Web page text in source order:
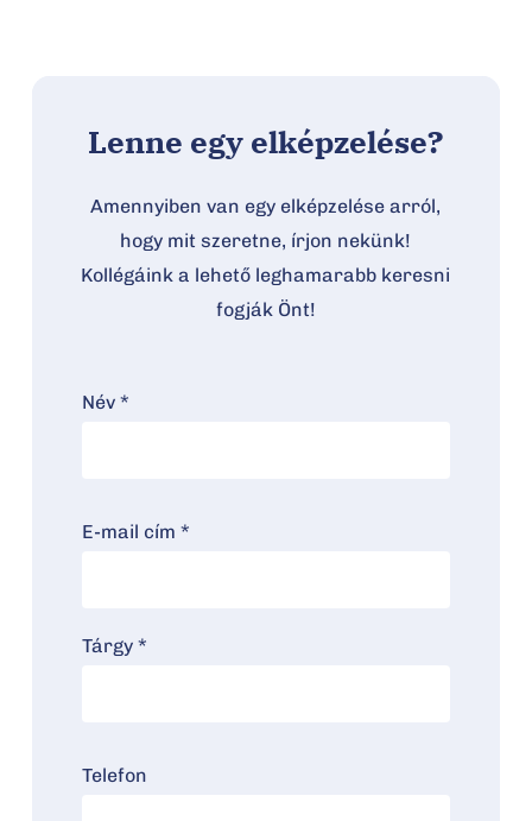
Lenne egy elképzelése?
Amennyiben van egy elképzelése arról,
hogy mit szeretne, írjon nekünk!
Kollégáink a lehető leghamarabb keresni
fogják Önt!
Név *
E-mail cím *
Tárgy *
Telefon